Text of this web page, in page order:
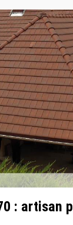
: artisan